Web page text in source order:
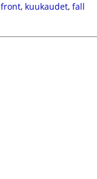
front, kuukaudet, fall